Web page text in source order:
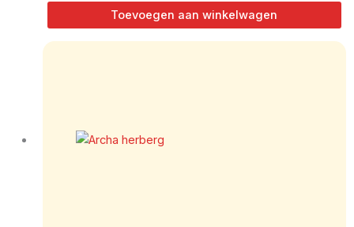
Toevoegen aan winkelwagen